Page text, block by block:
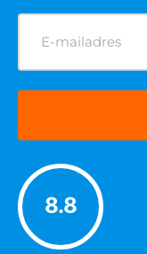
E-
mailadres
(Vereist)
8.8